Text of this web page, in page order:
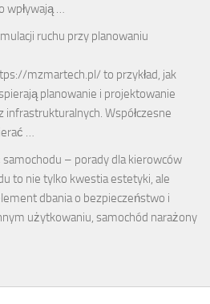
…
ruchu przy planowaniu
mzmartech.pl/ to przykład, jak
planowanie i projektowanie
Współczesne
…
samochodu – porady dla kierowców
to nie tylko kwestia estetyki, ale
dbania o bezpieczeństwo i
użytkowaniu, samochód narażony